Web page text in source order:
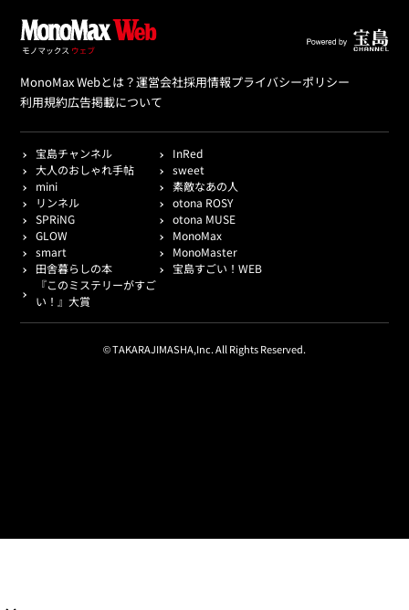
MonoMax Webとは？運営会社採用情報プライバシーポリシー
利用規約広告掲載について
宝島チャンネル
InRed
大人のおしゃれ手帖
sweet
mini
素敵なあの人
リンネル
otona ROSY
SPRiNG
otona MUSE
GLOW
MonoMax
smart
MonoMaster
田舎暮らしの本
宝島すごい！WEB
『このミステリーがすご
い！』大賞
© TAKARAJIMASHA,Inc. All Rights Reserved.